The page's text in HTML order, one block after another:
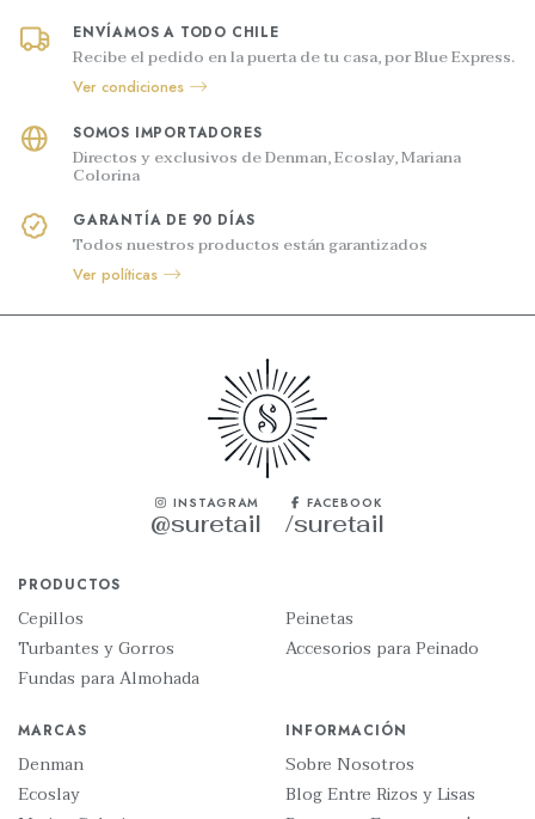
ENVÍAMOS A TODO CHILE
Recibe el pedido en la puerta de tu casa, por Blue Express.
Ver condiciones
SOMOS IMPORTADORES
Directos y exclusivos de Denman, Ecoslay, Mariana
Colorina
GARANTÍA DE 90 DÍAS
Todos nuestros productos están garantizados
Ver políticas
INSTAGRAM
@suretail
FACEBOOK
/suretail
PRODUCTOS
Cepillos
Turbantes y Gorros
Fundas para Almohada
Peinetas
Accesorios para Peinado
MARCAS
Denman
Ecoslay
INFORMACIÓN
Sobre Nosotros
Blog Entre Rizos y Lisas